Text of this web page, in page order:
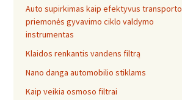
Auto supirkimas kaip efektyvus transporto
priemonės gyvavimo ciklo valdymo
instrumentas
Klaidos renkantis vandens filtrą
Nano danga automobilio stiklams
Kaip veikia osmoso filtrai